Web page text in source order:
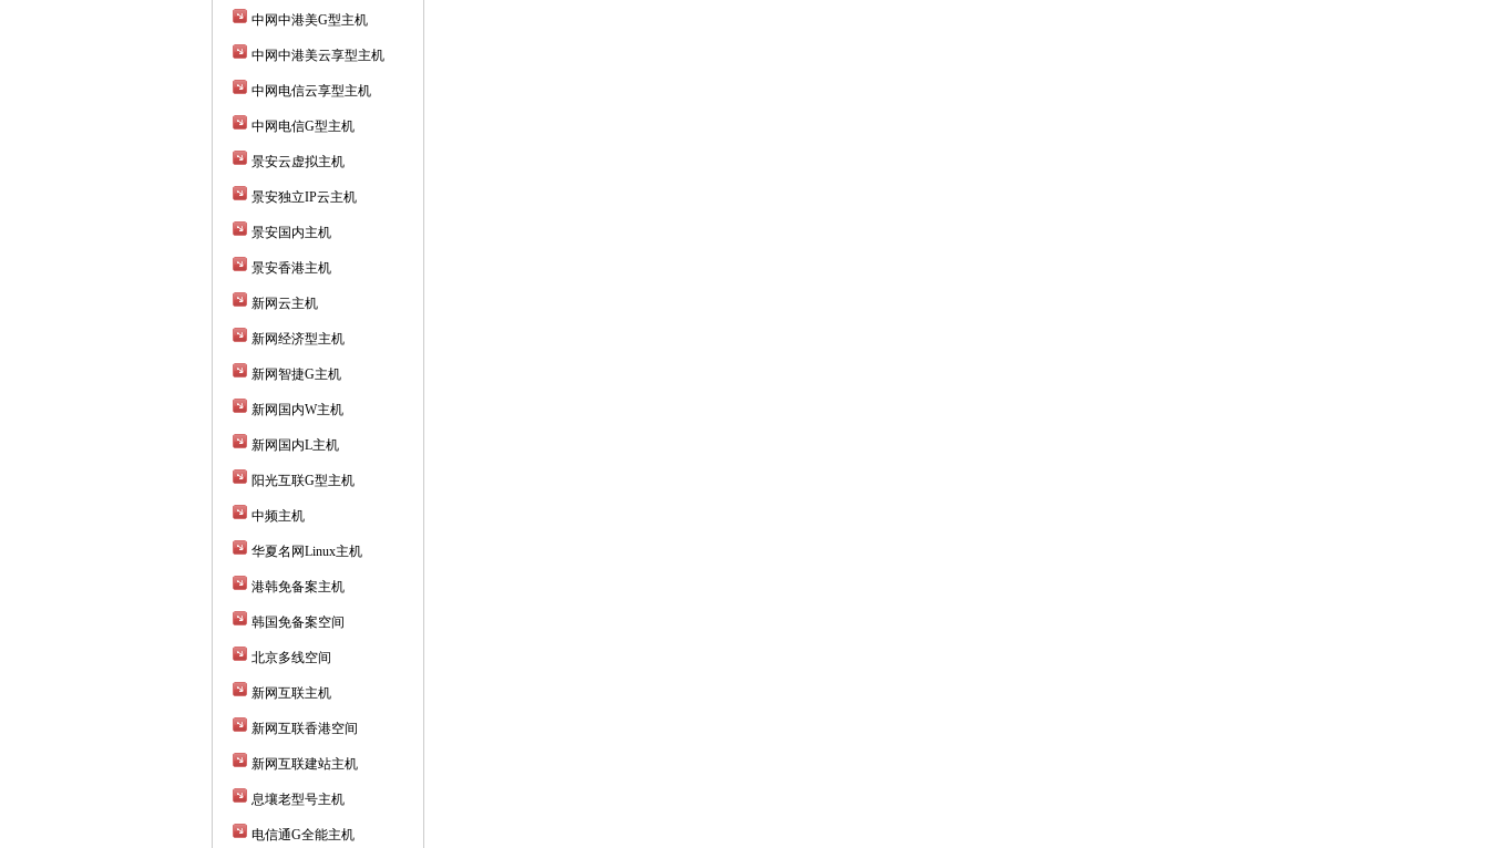
中网中港美G型主机
中网中港美云享型主机
中网电信云享型主机
中网电信G型主机
景安云虚拟主机
景安独立IP云主机
景安国内主机
景安香港主机
新网云主机
新网经济型主机
新网智捷G主机
新网国内W主机
新网国内L主机
阳光互联G型主机
中频主机
华夏名网Linux主机
港韩免备案主机
韩国免备案空间
北京多线空间
新网互联主机
新网互联香港空间
新网互联建站主机
息壤老型号主机
电信通G全能主机